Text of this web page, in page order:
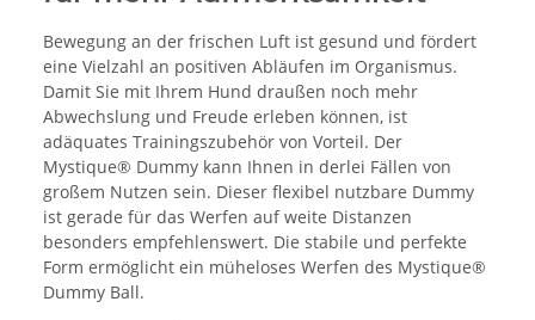
Bewegung an der frischen Luft ist gesund und fördert
eine Vielzahl an positiven Abläufen im Organismus.
Damit Sie mit Ihrem Hund draußen noch mehr
Abwechslung und Freude erleben können, ist
adäquates Trainingszubehör von Vorteil. Der
Mystique® Dummy kann Ihnen in derlei Fällen von
großem Nutzen sein. Dieser flexibel nutzbare Dummy
ist gerade für das Werfen auf weite Distanzen
besonders empfehlenswert. Die stabile und perfekte
Form ermöglicht ein müheloses Werfen des Mystique®
Dummy Ball.